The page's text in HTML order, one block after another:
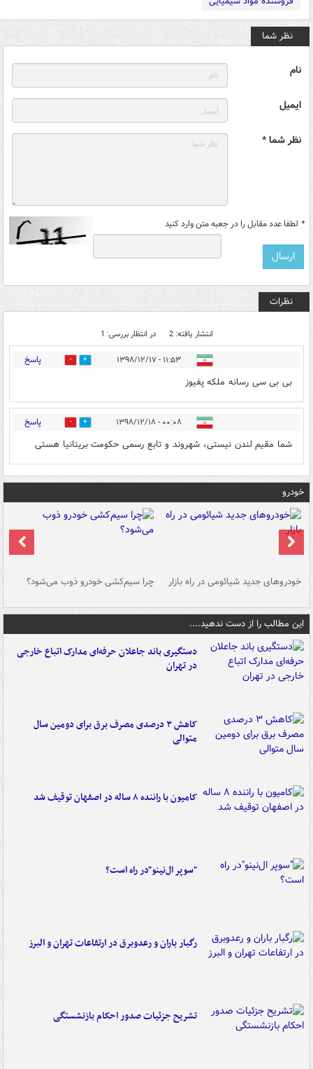
نظر شما
نام
ایمیل
نظر شما *
* لطفا عدد مقابل را در جعبه متن وارد کنید
نظرات
انتشار یافته: 2 در انتظار بررسی: 1
۱۱:۵۳ - ۱۳۹۸/۱۲/۱۷ 23 پاسخ
بی بی سی رسانه ملکه پفیوز
۰۰:۰۸ - ۱۳۹۸/۱۲/۱۸ 2 پاسخ
شما مقیم لندن نیستی، شهروند و تابع رسمی حکومت بریتانیا هستی
خودرو
خودروهای جدید شیائومی در راه بازار چرا سیم‌کشی خودرو ذوب می‌شود؟
این مطالب را از دست ندهید....
دستگیری باند جاعلان حرفه‌ای مدارک اتباع خارجی
در تهران
کاهش ۳ درصدی مصرف برق برای دومین سال
متوالی
کامیون با راننده ۸ ساله در اصفهان توقیف شد
"سوپر ال‌نینو"در راه است؟
رگبار باران و رعدوبرق در ارتفاعات تهران و البرز
تشریح جزئیات صدور احکام بازنشستگی